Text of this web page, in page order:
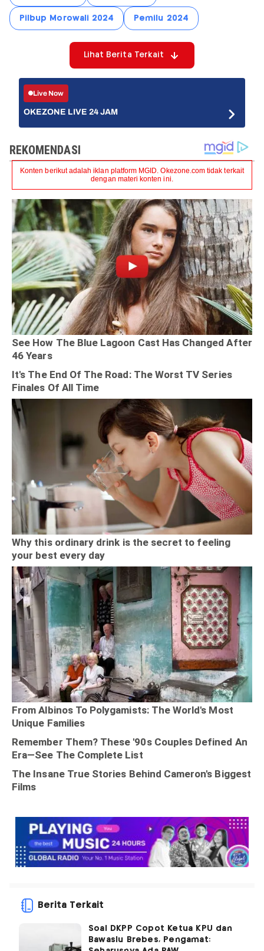
Pilbup Morowali 2024 Pemilu 2024
Lihat Berita Terkait
Live Now
OKEZONE LIVE 24 JAM
Berita Terkait
Soal DKPP Copot Ketua KPU dan
Bawaslu Brebes, Pengamat: